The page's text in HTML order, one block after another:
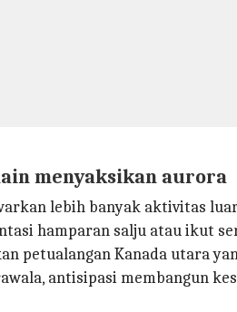
menyaksikan aurora
lebih banyak aktivitas
hamparan salju atau ikut
petualangan Kanada utara
antisipasi membangun